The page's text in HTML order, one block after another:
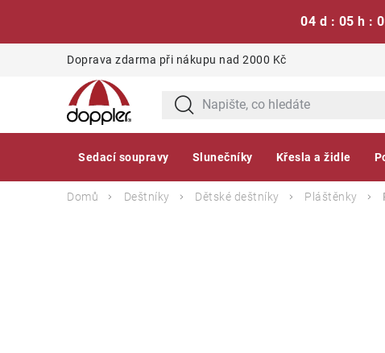
04 d : 05 h :
Doprava zdarma při nákupu nad 2000 Kč
Sedací soupravy Slunečníky Křesla a židle
Domů Deštníky Dětské deštníky Pláštěnky